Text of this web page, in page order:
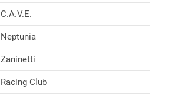
C.A.V.E.
Neptunia
Zaninetti
Racing Club